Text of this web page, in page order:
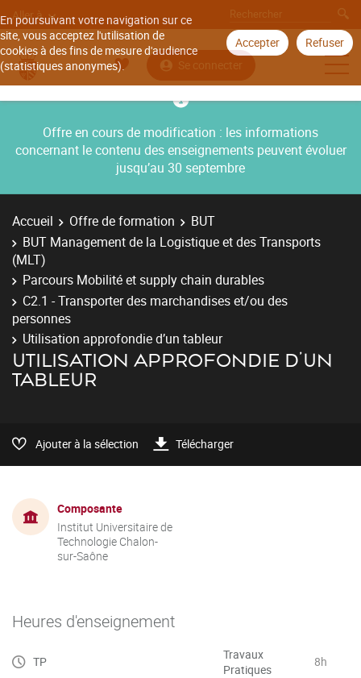
En poursuivant votre navigation sur ce
site, vous acceptez l'utilisation de
cookies à des fins de mesure d'audience
(statistiques anonymes).
Accepter Refuser
Aller à
Se connecter
Offre en cours de modification : les informations
concernant le contenu des enseignements peuvent évoluer
jusqu’au 30 septembre
Accueil Offre de formation
BUT
BUT Management de la Logistique et des Transports
(MLT)
Parcours Mobilité et supply chain durables
C2.1 - Transporter des marchandises et/ou des
personnes
Utilisation approfondie d’un tableur
UTILISATION APPROFONDIE D’UN
TABLEUR
Ajouter à la sélection Télécharger
Composante
Institut Universitaire de
Technologie Chalon-
sur-Saône
Heures d'enseignement
TP
Travaux
Pratiques
8h